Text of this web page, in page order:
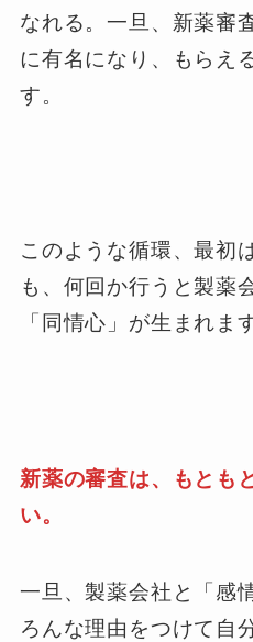
なれる。一旦、新薬審
に有名になり、もらえ
す。
このような循環、最初
も、何回か行うと製薬
「同情心」が生まれま
新薬の審査は、もとも
い。
一旦、製薬会社と「感
ろんな理由をつけて自